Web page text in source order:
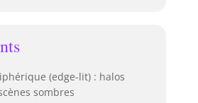
(edge-lit) : halos
sombres